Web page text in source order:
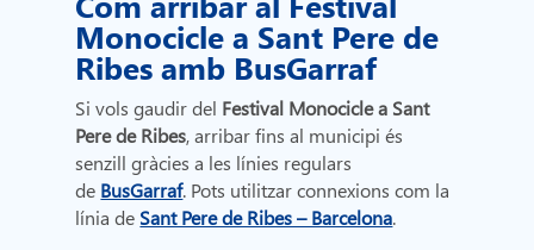
Monocicle a Sant Pere de
Ribes amb BusGarraf
Si vols gaudir del Festival Monocicle a Sant
Pere de Ribes, arribar fins al municipi és
senzill gràcies a les línies regulars
de BusGarraf. Pots utilitzar connexions com la
línia de Sant Pere de Ribes – Barcelona.